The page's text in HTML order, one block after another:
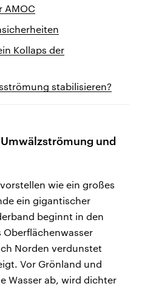
AMOC
Kollaps der
stabilisieren?
und
wie ein großes
ein gigantischer
beginnt in den
Oberflächenwasser
Norden verdunstet
Vor Grönland und
Wasser ab, wird dichter